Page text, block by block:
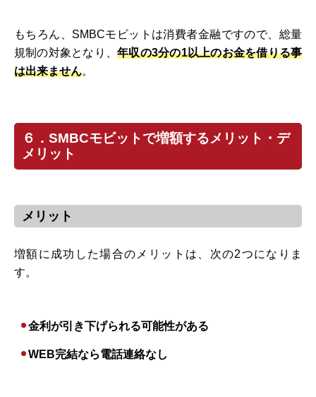
もちろん、SMBCモビットは消費者金融ですので、総量
規制の対象となり、年収の3分の1以上のお金を借りる事
は出来ません。
６．SMBCモビットで増額するメリット・デ
メリット
メリット
増額に成功した場合のメリットは、次の2つになりま
す。
金利が引き下げられる可能性がある
WEB完結なら電話連絡なし